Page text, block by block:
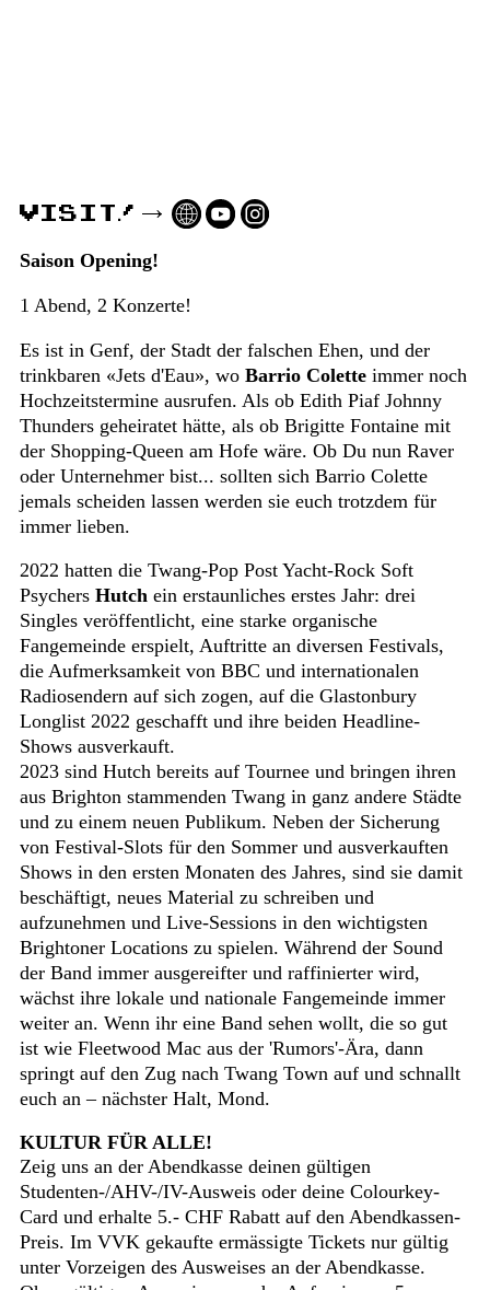
VISIT!
Saison Opening!
1 Abend, 2 Konzerte!
Es ist in Genf, der Stadt der falschen Ehen, und der
trinkbaren «Jets d'Eau», wo Barrio Coletteimmer noch
Hochzeitstermine ausrufen. Als ob Edith Piaf Johnny
Thunders geheiratet hätte, als ob Brigitte Fontaine mit
der Shopping-Queen am Hofe wäre. Ob Du nun Raver
oder Unternehmer bist... sollten sich Barrio Colette
jemals scheiden lassen werden sie euch trotzdem für
immer lieben.
2022 hatten die Twang-Pop Post Yacht-Rock Soft
Psychers Hutchein erstaunliches erstes Jahr: drei
Singles veröffentlicht, eine starke organische
Fangemeinde erspielt, Auftritte an diversen Festivals,
die Aufmerksamkeit von BBC und internationalen
Radiosendern auf sich zogen, auf die Glastonbury
Longlist 2022 geschafft und ihre beiden Headline-
Shows ausverkauft.
2023 sind Hutch bereits auf Tournee und bringen ihren
aus Brighton stammenden Twang in ganz andere Städte
und zu einem neuen Publikum. Neben der Sicherung
von Festival-Slots für den Sommer und ausverkauften
Shows in den ersten Monaten des Jahres, sind sie damit
beschäftigt, neues Material zu schreiben und
aufzunehmen und Live-Sessions in den wichtigsten
Brightoner Locations zu spielen. Während der Sound
der Band immer ausgereifter und raffinierter wird,
wächst ihre lokale und nationale Fangemeinde immer
weiter an. Wenn ihr eine Band sehen wollt, die so gut
ist wie Fleetwood Mac aus der 'Rumors'-Ära, dann
springt auf den Zug nach Twang Town auf und schnallt
euch an – nächster Halt, Mond.
KULTUR FÜR ALLE!
Zeig uns an der Abendkasse deinen gültigen
Studenten-/AHV-/IV-Ausweis oder deine Colourkey-
Card und erhalte 5.- CHF Rabatt auf den Abendkassen-
Preis. Im VVK gekaufte ermässigte Tickets nur gültig
unter Vorzeigen des Ausweises an der Abendkasse.